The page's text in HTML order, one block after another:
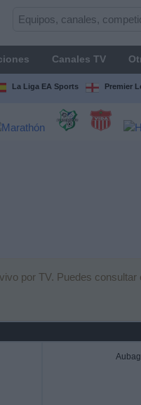
Canales TV
La Liga EA Sports Premier
por TV. Puedes